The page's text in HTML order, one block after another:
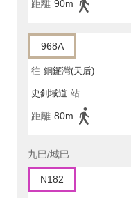
距離 90m
968A
往 銅鑼灣(天后)
史釗域道 站
距離 80m
九巴/城巴
N182